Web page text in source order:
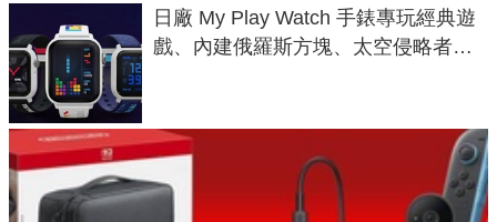
日廠 My Play Watch 手錶專玩經典遊
戲、內建俄羅斯方塊、太空侵略者，